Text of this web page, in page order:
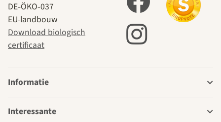
DE‑ÖKO‑037
EU-landbouw
Download biologisch
certificaat
Informatie
Interessante